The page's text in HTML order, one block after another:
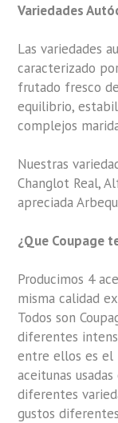
Variedades
Las variedades
caracterizado
frutado fresco
equilibrio,
complejos
Nuestras
Changlot Real,
apreciada
¿Que Coupage
Producimos 4
misma calidad
Todos son
diferentes
entre ellos es el
aceitunas
diferentes
gustos